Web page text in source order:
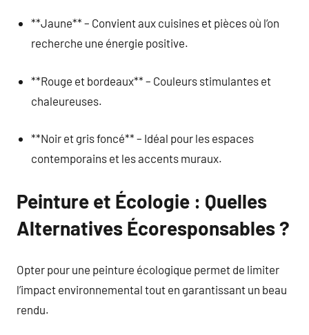
**Jaune** – Convient aux cuisines et pièces où l’on
recherche une énergie positive.
**Rouge et bordeaux** – Couleurs stimulantes et
chaleureuses.
**Noir et gris foncé** – Idéal pour les espaces
contemporains et les accents muraux.
Peinture et Écologie : Quelles
Alternatives Écoresponsables ?
Opter pour une peinture écologique permet de limiter
l’impact environnemental tout en garantissant un beau
rendu.